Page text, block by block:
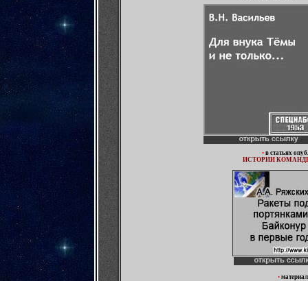
• в статьях
ИСТОРИИ
•